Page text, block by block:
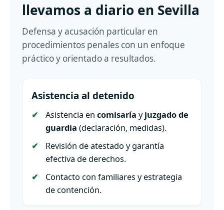
llevamos a diario en Sevilla
Defensa y acusación particular en
procedimientos penales con un enfoque
práctico y orientado a resultados.
Asistencia al detenido
Asistencia en comisaría yjuzgado de
guardia (declaración, medidas).
Revisión de atestado y garantía
efectiva de derechos.
Contacto con familiares y estrategia
de contención.